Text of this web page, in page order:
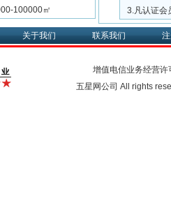
3.凡认证会
100000㎡
关于我们 联系我们
增值电信业务经营许
五星网公司 All rights